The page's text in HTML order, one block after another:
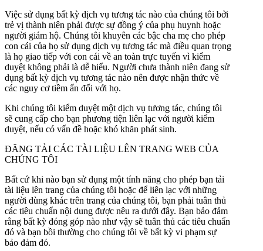
Việc sử dụng bất kỳ dịch vụ tương tác nào của chúng tôi bởi
trẻ vị thành niên phải được sự đồng ý của phụ huynh hoặc
người giám hộ. Chúng tôi khuyên các bậc cha mẹ cho phép
con cái của họ sử dụng dịch vụ tương tác mà điều quan trọng
là họ giao tiếp với con cái về an toàn trực tuyến vì kiểm
duyệt không phải là dễ hiểu. Người chưa thành niên đang sử
dụng bất kỳ dịch vụ tương tác nào nên được nhận thức về
các nguy cơ tiềm ẩn đối với họ.
Khi chúng tôi kiểm duyệt một dịch vụ tương tác, chúng tôi
sẽ cung cấp cho bạn phương tiện liên lạc với người kiểm
duyệt, nếu có vấn đề hoặc khó khăn phát sinh.
ĐĂNG TẢI CÁC TÀI LIỆU LÊN TRANG WEB CỦA
CHÚNG TÔI
Bất cứ khi nào bạn sử dụng một tính năng cho phép bạn tải
tài liệu lên trang của chúng tôi hoặc để liên lạc với những
người dùng khác trên trang của chúng tôi, bạn phải tuân thủ
các tiêu chuẩn nội dung được nêu ra dưới đây. Bạn bảo đảm
rằng bất kỳ đóng góp nào như vậy sẽ tuân thủ các tiêu chuẩn
đó và bạn bồi thường cho chúng tôi về bất kỳ vi phạm sự
bảo đảm đó.